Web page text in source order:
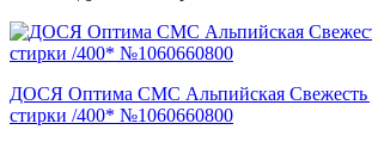
ДОСЯ Оптима СМС Альпийская Свежесть
стирки /400* №1060660800